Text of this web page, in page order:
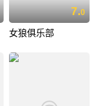
7.0
女狼俱乐部